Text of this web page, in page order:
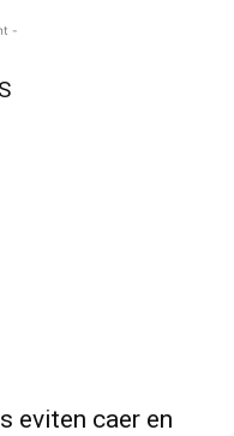
-
eviten caer en